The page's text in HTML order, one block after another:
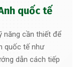
quốc tế
năng cần thiết để
quốc tế như
dẫn cách tiếp